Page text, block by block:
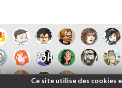
Ce site utilise des cookies